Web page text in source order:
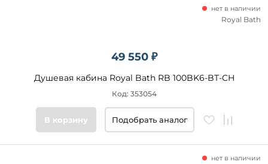
49 550 ₽
Душевая кабина Royal Bath RB 100BK6-BT-CH
нет в наличии
Код: 353054
Royal Bath
В корзину Подобрать аналог
нет в наличии